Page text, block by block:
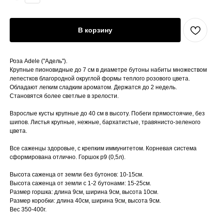
В корзину
Роза Adele ("Адель").
Крупные пионовидные до 7 см в диаметре бутоны набиты множеством
лепестков благородной округлой формы теплого розового цвета.
Обладают легким сладким ароматом. Держатся до 2 недель.
Становятся более светлые в зрелости.
Взрослые кусты крупные до 40 см в высоту. Побеги прямостоячие, без
шипов. Листья крупные, нежные, бархатистые, травянисто-зеленого
цвета.
Все саженцы здоровые, с крепким иммунитетом. Корневая система
сформирована отлично. Горшок p9 (0,5л).
Высота саженца от земли без бутонов: 10-15см.
Высота саженца от земли с 1-2 бутонами: 15-25см.
Размер горшка: длина 9см, ширина 9см, высота 10см.
Размер коробки: длина 40см, ширина 9см, высота 9см.
Вес 350-400г.